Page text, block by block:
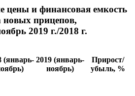
цены и финансовая емкость
прицепов,
2019 г./2018 г.
(январь- 2019 (январь-
ноябрь)
Прирост/
убыль, %